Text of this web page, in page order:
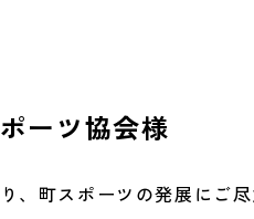
ーツ協会様
、町スポーツの発展にご尽